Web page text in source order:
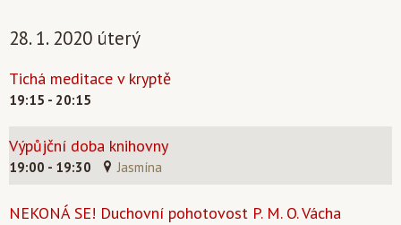
28. 1. 2020 úterý
Tichá meditace v kryptě
19:15 - 20:15
Výpůjční doba knihovny
19:00 - 19:30 Jasmína
NEKONÁ SE! Duchovní pohotovost P. M. O. Vácha